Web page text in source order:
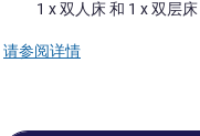
床上用品 1 x 双人床 和 1 x 双层床
请参阅详情